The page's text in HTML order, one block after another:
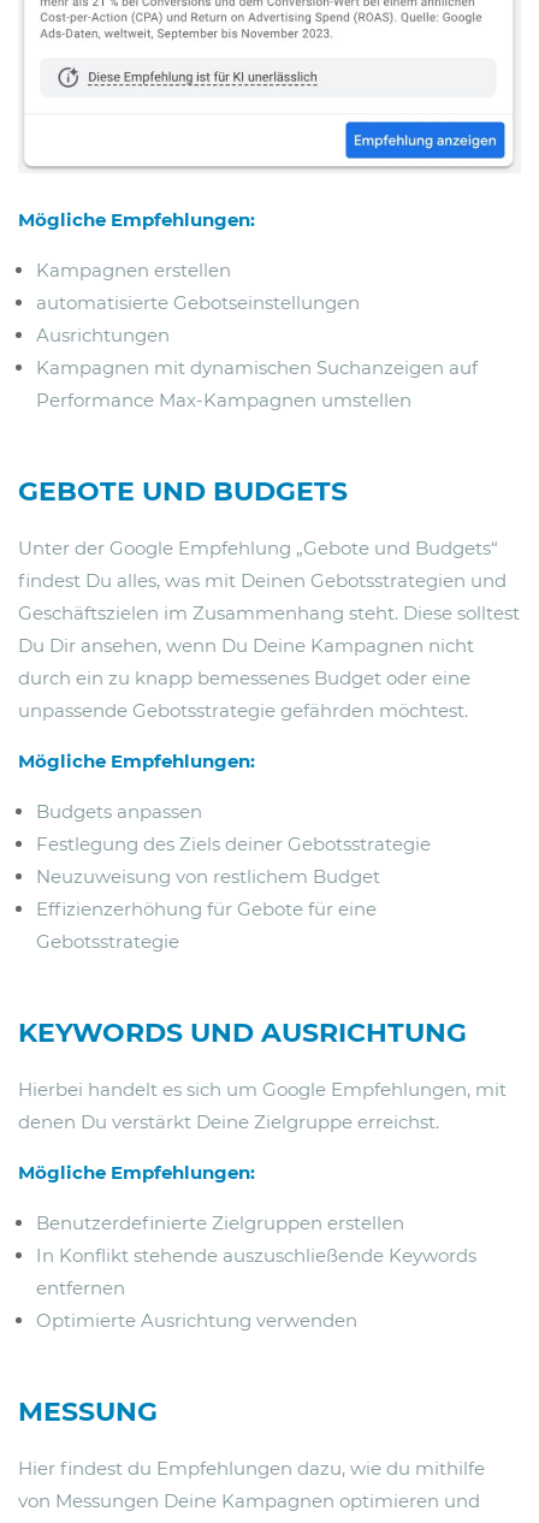
Mögliche Empfehlungen:
Kampagnen erstellen
automatisierte Gebotseinstellungen
Ausrichtungen
Kampagnen mit dynamischen Suchanzeigen auf
Performance Max-Kampagnen umstellen
GEBOTE UND BUDGETS
Unter der Google Empfehlung „Gebote und Budgets“
findest Du alles, was mit Deinen Gebotsstrategien und
Geschäftszielen im Zusammenhang steht. Diese solltest
Du Dir ansehen, wenn Du Deine Kampagnen nicht
durch ein zu knapp bemessenes Budget oder eine
unpassende Gebotsstrategie gefährden möchtest.
Mögliche Empfehlungen:
Budgets anpassen
Festlegung des Ziels deiner Gebotsstrategie
Neuzuweisung von restlichem Budget
Effizienzerhöhung für Gebote für eine
Gebotsstrategie
KEYWORDS UND AUSRICHTUNG
Hierbei handelt es sich um Google Empfehlungen, mit
denen Du verstärkt Deine Zielgruppe erreichst.
Mögliche Empfehlungen:
Benutzerdefinierte Zielgruppen erstellen
In Konflikt stehende auszuschließende Keywords
entfernen
Optimierte Ausrichtung verwenden
MESSUNG
Hier findest du Empfehlungen dazu, wie du mithilfe
von Messungen Deine Kampagnen optimieren und